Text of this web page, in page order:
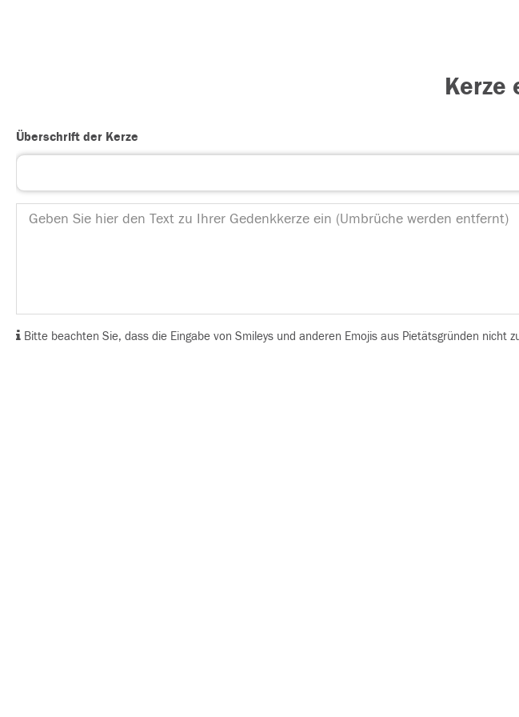
Kerze
Überschrift der Kerze
Bitte beachten Sie, dass die Eingabe von Smileys und anderen Emojis aus Pietätsgründen nicht